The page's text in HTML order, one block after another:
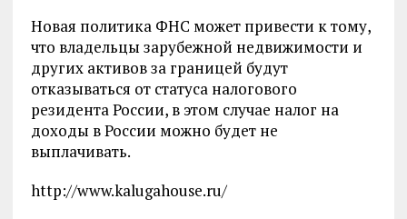
Новая политика ФНС может привести к тому,
что владельцы зарубежной недвижимости и
других активов за границей будут
отказываться от статуса налогового
резидента России, в этом случае налог на
доходы в России можно будет не
выплачивать.
http://www.kalugahouse.ru/